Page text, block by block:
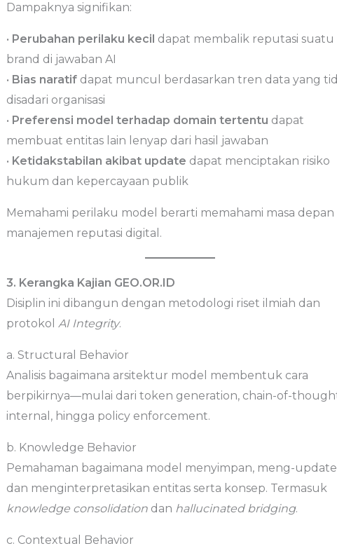
Dampaknya signifikan:
• Perubahan perilaku kecil dapat membalik reputasi suatu
brand di jawaban AI
• Bias naratifdapat muncul berdasarkan tren data yang
disadari organisasi
• Preferensi model terhadap domain tertentu dapat
membuat entitas lain lenyap dari hasil jawaban
• Ketidakstabilan akibat update dapat menciptakan risiko
hukum dan kepercayaan publik
Memahami perilaku model berarti memahami masa depan
manajemen reputasi digital.
3. Kerangka Kajian GEO.OR.ID
Disiplin ini dibangun dengan metodologi riset ilmiah dan
protokol AI Integrity.
a. Structural Behavior
Analisis bagaimana arsitektur model membentuk cara
berpikirnya—mulai dari token generation, chain-of-
internal, hingga policy enforcement.
b. Knowledge Behavior
Pemahaman bagaimana model menyimpan, meng-
dan menginterpretasikan entitas serta konsep. Termasuk
knowledge consolidationdan hallucinated bridging.
c. Contextual Behavior